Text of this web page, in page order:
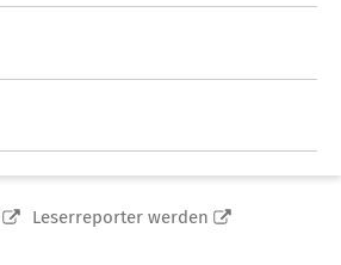
Leserreporter werden